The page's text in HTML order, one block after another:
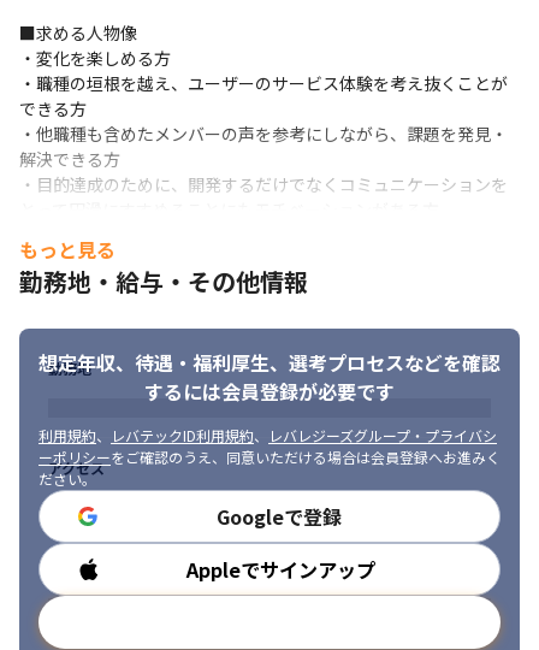
・イノベーションのテーマを追求するチーム
プランナー、サーバーサイドエンジニア、iOS/Androidエンジニ
ア、デザイナー、QAの職種横断メンバーの固定化によりチームと
しての練度をあげてテーマに取り組んでおります。
プランナーが作成した企画を元に、ユニット内会議が行われ、各
れ、メンバーが各自見積もった内容をユニット内で組み合わせス
ケジュールを仮決定します。
開発は、定例ミーティングにて成果物を確認しながら実装を進め
ていき、同職種内でコードレビューをメンバー相互に実施しま
す。
いプラットフォーム横断でOS差分がないか、不具合がないかチェ
ックし、QAを経てリリースとなります。
■過去のプロジェクト例
①大規模プロジェクト
・ForYou機能の開発 （期間：6ヶ月程度）
・with上の行動データを使って、様々な切り口でおすすめのお相
手を紹介するパーソナライズに特化した機能を実装
■求める人物像
・変化を楽しめる方
・職種の垣根を越え、ユーザーのサービス体験を考え抜くことが
できる方
・他職種も含めたメンバーの声を参考にしながら、課題を発見・
解決できる方
・目的達成のために、開発するだけでなくコミュニケーションを
もっと見る
勤務地・給与・その他情報
想定年収、待遇・福利厚生、 選考プロセスなどを確認
するには会員登録が必要です
利用規約、 レバテックID利用規約、
レバレジーズグループ・プライバシ
ーポリシーをご確認のうえ、同意いただける場合は会員登録へお進みく
ださい。
Googleで登録
Appleでサインアップ
勤務地
アクセス
勤務時間